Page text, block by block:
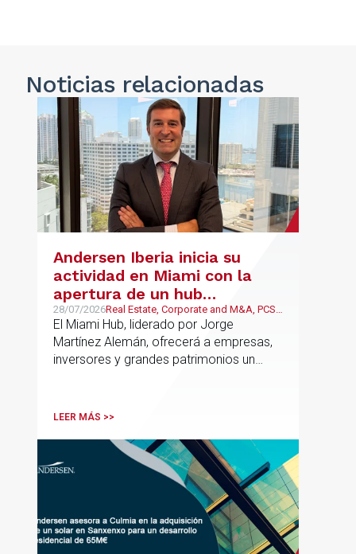
Noticiasrelacionadas
Andersen Iberia inicia su
actividad en Miami con la
apertura de un hub
estratégico para reforzar el
asesoramiento fiscal, legal y
patrimonial conectando
Europa y Latinoamérica
28/07/2026Real Estate, Corporate and M&A, PCS,
Wealth Management & Family
Business
El Miami Hub, liderado por Jorge
Martínez Alemán, ofrecerá a empresas,
inversores y grandes patrimonios un
Latinoamérica y otros mercados
LEER MÁS >>